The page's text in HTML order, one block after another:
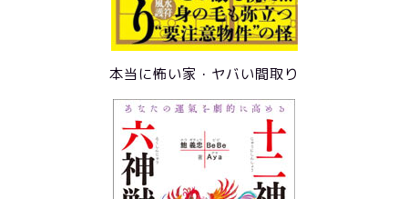
本当に怖い家・ヤバい間取り